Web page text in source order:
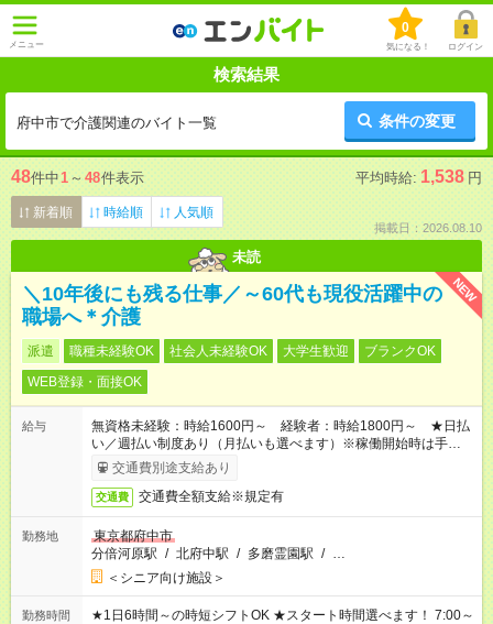
メニュー
0
気になる！ ログイン
検索結果
府中市で介護関連のバイト一覧 条件の変更
48件中1 ～ 48件表示 平均時給: 1,538 円
新着順 時給順 人気順
掲載日：2026.08.10
未読
NEW
＼10年後にも残る仕事／～60代も現役活躍中の
職場へ＊介護
派遣 職種未経験OK 社会人未経験OK 大学生歓迎
ブランクOK
WEB登録・面接OK
給与
無資格未経験：時給1600円～ 経験者：時給1800円～ ★日払
い／週払い制度あり（月払いも選べます）※稼働開始時は手続き
完了次第のお支払いとなります。
交通費別途支給あり
交通費 交通費全額支給※規定有
勤務地
東京都府中市
分倍河原駅 / 北府中駅 / 多磨霊園駅 / …
＜シニア向け施設＞
勤務時間
★1日6時間～の時短シフトOK ★スタート時間選べます！ 7:00～